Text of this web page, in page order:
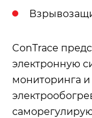
ConTrace
электронную
мониторинга